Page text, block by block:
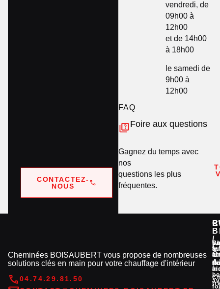
CONTACTEZ-
NOUS
vendredi, de
09h00 à
12h00
et de 14h00
à 18h00
le samedi de
9h00 à
12h00
FAQ
Foire aux questions
Gagnez du temps avec
nos
questions les plus
fréquentes.
Cheminées BOISAUBERT vous propose de nombreuses
solutions clés en main pour votre chauffage d'intérieur
04.74.29.81.50
à
à
/